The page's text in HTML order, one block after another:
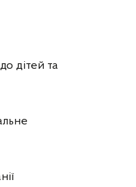
дітей та